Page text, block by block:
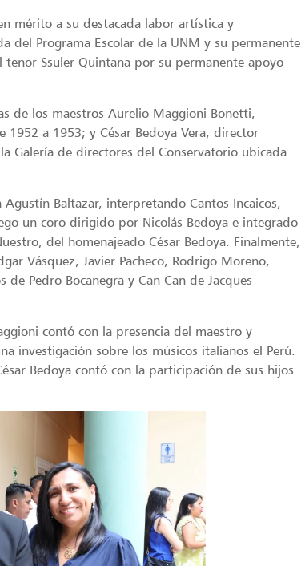
mérito a su destacada labor artística y
del Programa Escolar de la UNM y su permanente
Ssuler Quintana por su permanente apoyo
de los maestros Aurelio Maggioni Bonetti,
a 1953; y César Bedoya Vera, director
Galería de directores del Conservatorio ubicada
Baltazar, interpretando Cantos Incaicos,
un coro dirigido por Nicolás Bedoya e integrado
del homenajeado César Bedoya. Finalmente,
Vásquez, Javier Pacheco, Rodrigo Moreno,
Pedro Bocanegra y Can Can de Jacques
contó con la presencia del maestro y
investigación sobre los músicos italianos el Perú.
Bedoya contó con la participación de sus hijos